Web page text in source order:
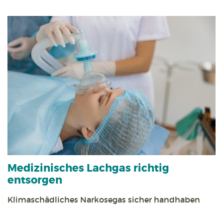
Medizinisches Lachgas richtig
entsorgen
Klimaschädliches Narkosegas sicher handhaben